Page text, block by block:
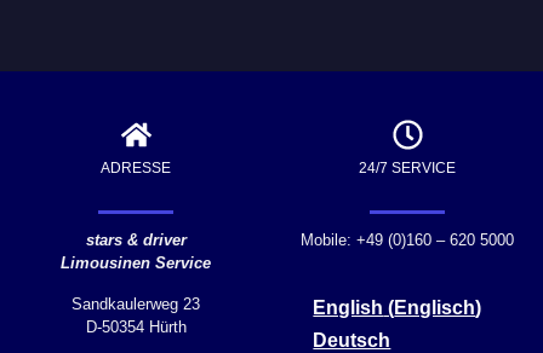
ADRESSE
stars & driver
Limousinen Service
Sandkaulerweg 23
D-50354 Hürth
24/7 SERVICE
Mobile: +49 (0)160 – 620 5000
English (Englisch)
Deutsch